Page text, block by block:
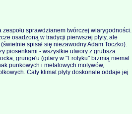
zespołu sprawdzianem twórczej wiarygodności.
osadzoną w tradycji pierwszej płyty, ale
spisał się niezawodny Adam Toczko).
piosenkami - wszystkie utwory z grubsza
grunge'u (gitary w "Erotyku" brzmią niemal
punkowych i metalowych motywów,
Cały klimat płyty doskonale oddaje jej